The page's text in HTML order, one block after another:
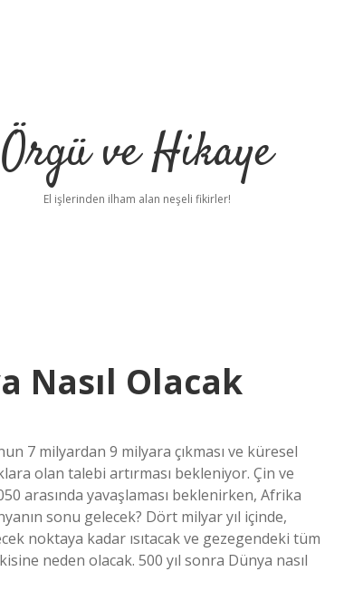
Örgü ve Hikaye
El işlerinden ilham alan neşeli fikirler!
Nasıl Olacak
7 milyardan 9 milyara çıkması ve küresel
olan talebi artırması bekleniyor. Çin ve
arasında yavaşlaması beklenirken, Afrika
sonu gelecek? Dört milyar yıl içinde,
noktaya kadar ısıtacak ve gezegendeki tüm
neden olacak. 500 yıl sonra Dünya nasıl